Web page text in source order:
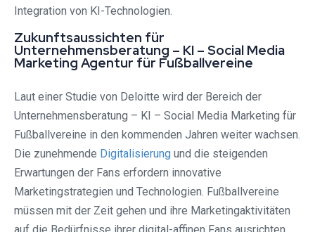
Integration von KI-Technologien.
Zukunftsaussichten für
Unternehmensberatung – KI – Social Media
Marketing Agentur für Fußballvereine
Laut einer Studie von Deloitte wird der Bereich der
Unternehmensberatung – KI – Social Media Marketing für
Fußballvereine in den kommenden Jahren weiter wachsen.
Die zunehmende Digitalisierung und die steigenden
Erwartungen der Fans erfordern innovative
Marketingstrategien und Technologien. Fußballvereine
müssen mit der Zeit gehen und ihre Marketingaktivitäten